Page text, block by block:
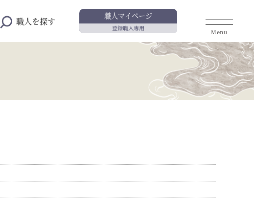
職人を探す
職人マイページ
登録職人専用
Menu